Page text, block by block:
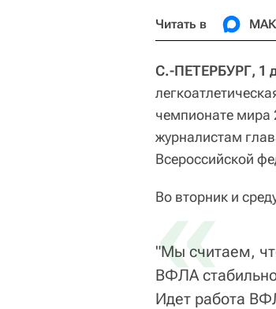
Читать в
С.-ПЕТЕРБУРГ, 1
чемпионате мира
журналистам
Всероссийской
Во вторник и
«
"Мы считаем,
ВФЛА
Идет работа